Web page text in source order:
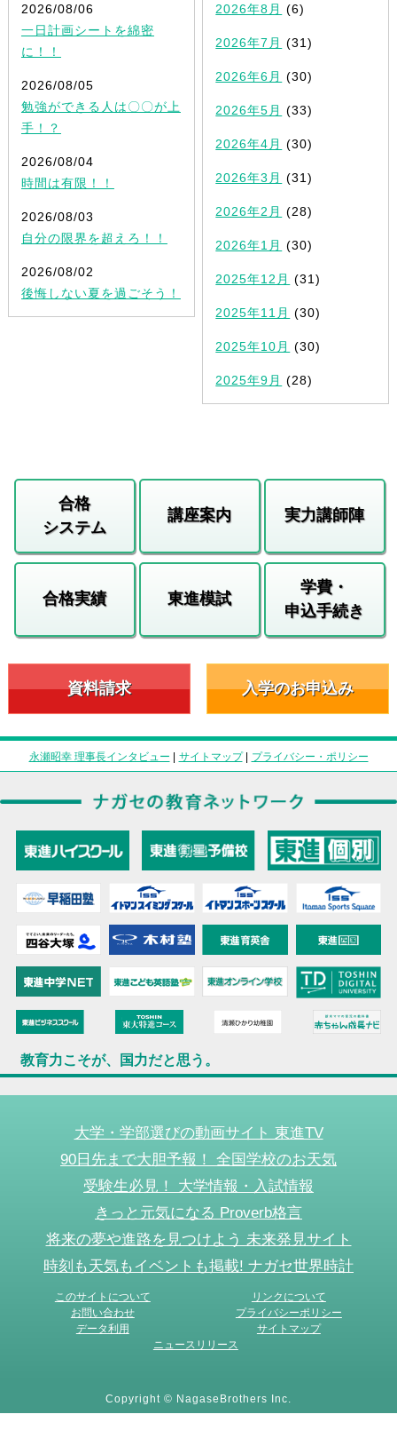
2026/08/06
一日計画シートを綿密
に！！
2026/08/05
勉強ができる人は〇〇が上
手！？
2026/08/04
時間は有限！！
2026/08/03
自分の限界を超えろ！！
2026/08/02
後悔しない夏を過ごそう！
2026年8月 (6)
2026年7月 (31)
2026年6月 (30)
2026年5月 (33)
2026年4月 (30)
2026年3月 (31)
2026年2月 (28)
2026年1月 (30)
2025年12月 (31)
2025年11月 (30)
2025年10月 (30)
2025年9月 (28)
合格
システム
講座案内 実力講師陣
合格実績 東進模試
学費・
申込手続き
資料請求 入学のお申込み
永瀬昭幸 理事長インタビュー | サイトマップ| プライバシー・ポリシー
教育力こそが、国力だと思う。
大学・学部選びの動画サイト 東進TV
90日先まで大胆予報！ 全国学校のお天気
受験生必見！ 大学情報・入試情報
きっと元気になる Proverb格言
将来の夢や進路を見つけよう 未来発見サイト
時刻も天気もイベントも掲載! ナガセ世界時計
このサイトについて
リンクについて
お問い合わせ
プライバシーポリシー
データ利用
サイトマップ
ニュースリリース
Copyright © NagaseBrothers Inc.